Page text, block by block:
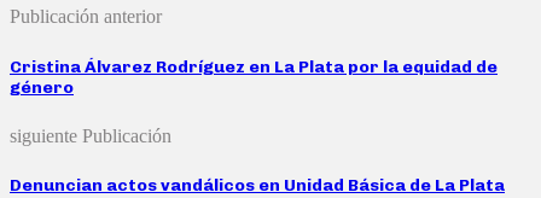
Publicación anterior
Cristina Álvarez Rodríguez en La Plata por la equidad de
género
siguiente Publicación
Denuncian actos vandálicos en Unidad Básica de La Plata